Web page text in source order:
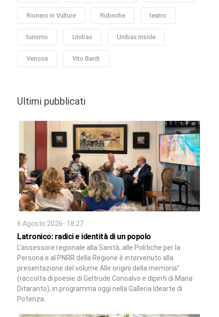
Rionero in Vulture Rubriche teatro
turismo Unibas Unibas Inside
Venosa Vito Bardi
Ultimi pubblicati
6 Agosto 2026- 18:27
Latronico: radici e identità di un popolo
L’assessore regionale alla Sanità, alle Politiche per la
Persona e al PNRR della Regione è intervenuto alla
presentazione del volume Alle origini della memoria”
(raccolta di poesie di Geltrude Consalvo e dipinti di Maria
Ditaranto), in programma oggi nella Galleria Idearte di
Potenza.